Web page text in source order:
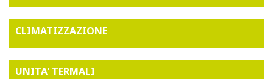
CLIMATIZZAZIONE
UNITA' TERMALI